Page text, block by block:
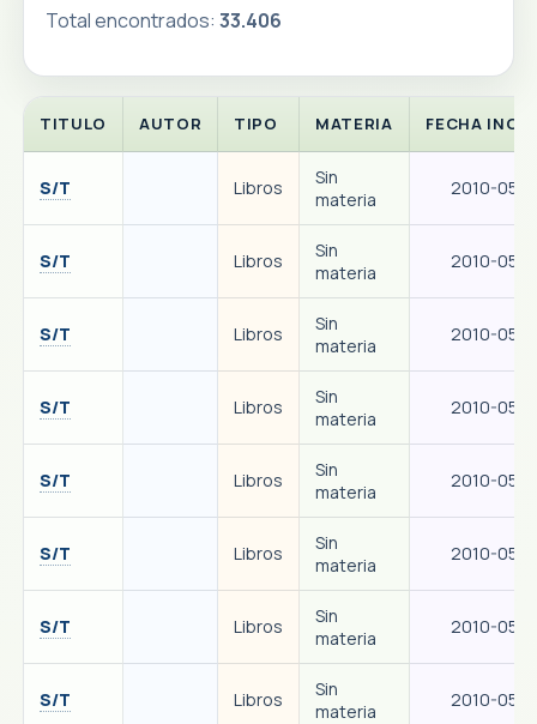
Total encontrados: 33.406
TITULO AUTOR TIPO MATERIA FECHA
S/T Libros
Sin
materia
2010-05-
S/T Libros
Sin
materia
2010-05-
S/T Libros
Sin
materia
2010-05-
S/T Libros
Sin
materia
2010-05-
S/T Libros
Sin
materia
2010-05-
S/T Libros
Sin
materia
2010-05-
S/T Libros
Sin
materia
2010-05-
S/T Libros
Sin
materia
2010-05-